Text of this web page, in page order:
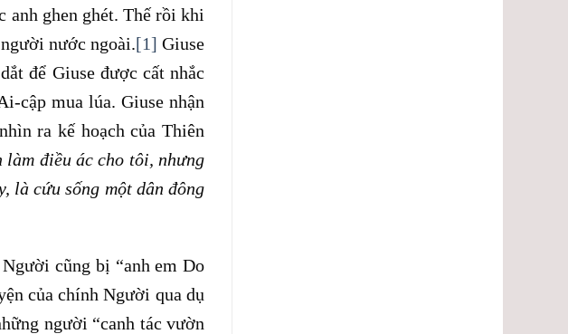
anh ghen ghét. Thế rồi khi
nước ngoài.[1] Giuse
để Giuse được cất nhắc
cập mua lúa. Giuse nhận
ra kế hoạch của Thiên
làm điều ác cho tôi, nhưng
là cứu sống một dân đông
cũng bị “anh em Do
của chính Người qua dụ
người “canh tác vườn